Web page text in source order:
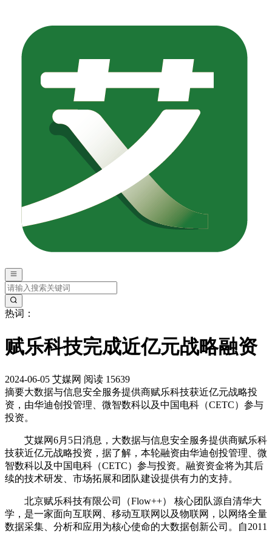
热词：
赋乐科技完成近亿元战略融资
2024-06-05 艾媒网 阅读 15639
摘要大数据与信息安全服务提供商赋乐科技获近亿元战略投
资，由华迪创投管理、微智数科以及中国电科（CETC）参与
投资。
艾媒网6月5日消息，大数据与信息安全服务提供商赋乐科
技获近亿元战略投资，据了解，本轮融资由华迪创投管理、微
智数科以及中国电科（CETC）参与投资。融资资金将为其后
续的技术研发、市场拓展和团队建设提供有力的支持。
北京赋乐科技有限公司（Flow++） 核心团队源自清华大
学，是一家面向互联网、移动互联网以及物联网，以网络全量
数据采集、分析和应用为核心使命的大数据创新公司。自2011